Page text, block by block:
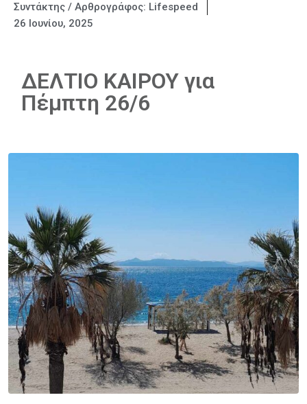
Συντάκτης / Αρθρογράφος: Lifespeed
26 Ιουνίου, 2025
ΔΕΛΤΙΟ ΚΑΙΡΟΥ για
Πέμπτη 26/6